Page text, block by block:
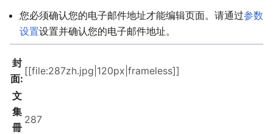
您必须确认您的电子邮件地址才能编辑页面。请通过参数
设置设置并确认您的电子邮件地址。
封
面:
文
集
冊